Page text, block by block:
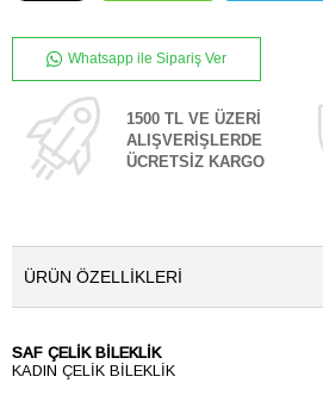
Whatsapp ile Sipariş Ver
1500 TL VE ÜZERİ
ALIŞVERİŞLERDE
ÜCRETSİZ KARGO
ÜRÜN ÖZELLIKLERI
SAF ÇELİK BİLEKLİK
KADIN ÇELİK BİLEKLİK